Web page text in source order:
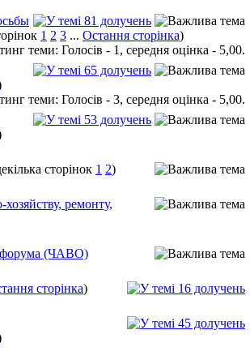
1 2 3 ... Остання сторінка)
1 2)
ремонту,
форума (ЧАВО)
сторінка)